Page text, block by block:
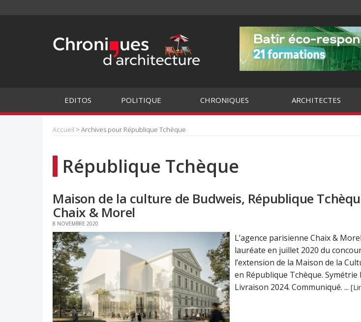
EDITOS POLITIQUE CHRONIQUES ARCHITECTES
Accueil > Archives pour République Tchèque
République Tchèque
Maison de la culture de Budweis, République
Chaix & Morel
8 NOVEMBRE 2020
L’agence parisienne Chaix &
lauréate en juillet 2020 du
l’extension de la Maison de la
en République Tchèque. Symétrie
Livraison 2024. Communiqué. ...